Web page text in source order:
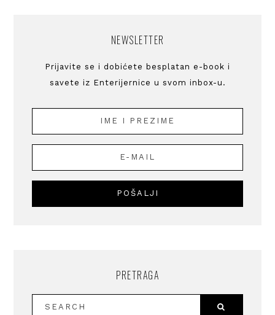
NEWSLETTER
Prijavite se i dobićete besplatan e-book i
savete iz Enterijernice u svom inbox-u.
PRETRAGA